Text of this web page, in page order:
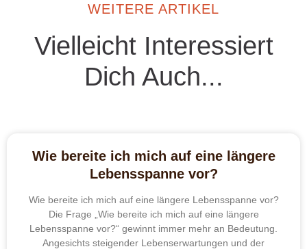
WEITERE ARTIKEL
Vielleicht Interessiert
Dich Auch...
Wie bereite ich mich auf eine längere
Lebensspanne vor?
Wie bereite ich mich auf eine längere Lebensspanne vor?
Die Frage „Wie bereite ich mich auf eine längere
Lebensspanne vor?“ gewinnt immer mehr an Bedeutung.
Angesichts steigender Lebenserwartungen und der